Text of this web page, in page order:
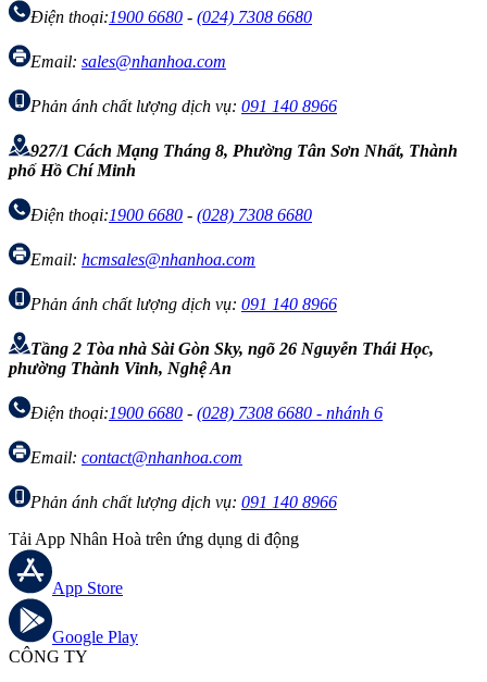
Điện thoại:1900 6680 - (024) 7308 6680
Email: sales@nhanhoa.com
Phản ánh chất lượng dịch vụ: 091 140 8966
927/1 Cách Mạng Tháng 8, Phường Tân Sơn Nhất, Thành
phố Hồ Chí Minh
Điện thoại:1900 6680 - (028) 7308 6680
Email: hcmsales@nhanhoa.com
Phản ánh chất lượng dịch vụ: 091 140 8966
Tầng 2 Tòa nhà Sài Gòn Sky, ngõ 26 Nguyễn Thái Học,
phường Thành Vinh, Nghệ An
Điện thoại:1900 6680 - (028) 7308 6680 - nhánh 6
Email: contact@nhanhoa.com
Phản ánh chất lượng dịch vụ: 091 140 8966
Tải App Nhân Hoà trên ứng dụng di động
App Store
Google Play
CÔNG TY